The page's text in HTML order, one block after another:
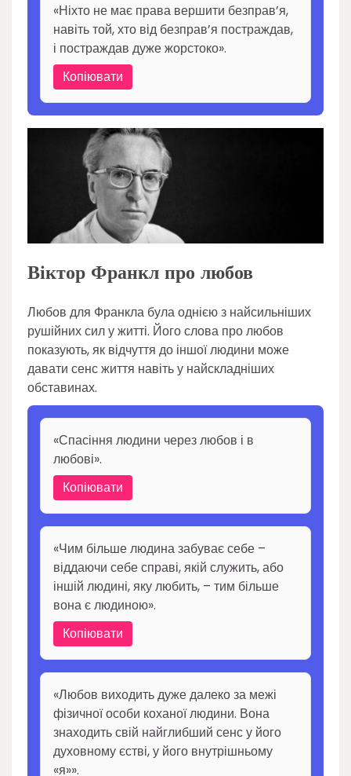
«Ніхто не має права вершити безправ’я,
навіть той, хто від безправ’я постраждав,
і постраждав дуже жорстоко».
Копіювати
Віктор Франкл про любов
Любов для Франкла була однією з найсильніших
рушійних сил у житті. Його слова про любов
показують, як відчуття до іншої людини може
давати сенс життя навіть у найскладніших
обставинах.
«Спасіння людини через любов і в
любові».
Копіювати
«Чим більше людина забуває себе –
віддаючи себе справі, якій служить, або
іншій людині, яку любить, – тим більше
вона є людиною».
Копіювати
«Любов виходить дуже далеко за межі
фізичної особи коханої людини. Вона
знаходить свій найглибший сенс у його
духовному єстві, у його внутрішньому
«я»».